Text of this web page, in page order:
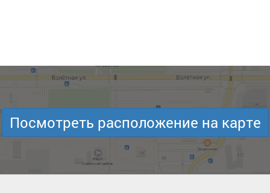
Посмотреть расположение на карте